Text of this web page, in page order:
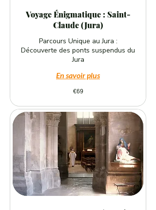
Voyage Énigmatique : Saint-
Claude (Jura)
Parcours Unique au Jura :
Découverte des ponts suspendus du
Jura
En savoir plus
€69